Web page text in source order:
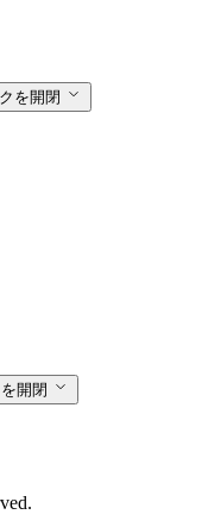
を開閉
開閉